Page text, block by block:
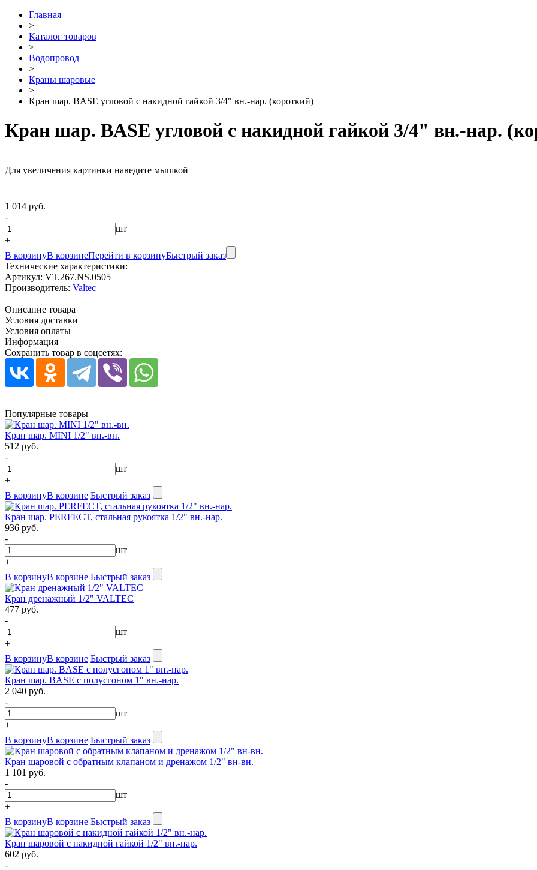
Главная
>
Каталог товаров
>
Водопровод
>
Краны шаровые
>
Кран шар. BASE угловой с накидной гайкой 3/4" вн.-нар. (короткий)
Кран шар. BASE угловой с накидной гайкой 3/4" вн.-нар.
Для увеличения картинки наведите мышкой
1 014 руб.
-
шт
+
В корзинуВ корзинеПерейти в корзинуБыстрый заказ
Технические характеристики:
Артикул: VT.267.NS.0505
Производитель: Valtec
Описание товара
Условия доставки
Условия оплаты
Информация
Сохранить товар в соцсетях:
Популярные товары
Кран шар. MINI 1/2" вн.-вн.
512 руб.
-
шт
+
В корзинуВ корзине Быстрый заказ
Кран шар. PERFECT, стальная рукоятка 1/2" вн.-нар.
936 руб.
-
шт
+
В корзинуВ корзине Быстрый заказ
Кран дренажный 1/2" VALTEC
477 руб.
-
шт
+
В корзинуВ корзине Быстрый заказ
Кран шар. BASE с полусгоном 1" вн.-нар.
2 040 руб.
-
шт
+
В корзинуВ корзине Быстрый заказ
Кран шаровой с обратным клапаном и дренажом 1/2" вн-вн.
1 101 руб.
-
шт
+
В корзинуВ корзине Быстрый заказ
Кран шаровой с накидной гайкой 1/2" вн.-нар.
602 руб.
-